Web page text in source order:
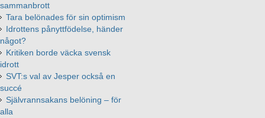
sammanbrott
Tara belönades för sin optimism
Idrottens pånyttfödelse, händer
något?
Kritiken borde väcka svensk
idrott
SVT:s val av Jesper också en
succé
Självrannsakans belöning – för
alla